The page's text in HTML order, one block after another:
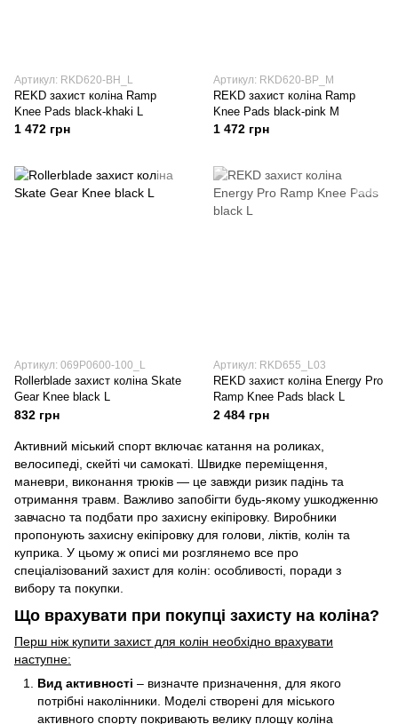
Артикул: RKD620-BH_L
REKD захист коліна Ramp
Knee Pads black-khaki L
1 472 грн
Артикул: RKD620-BP_M
REKD захист коліна Ramp
Knee Pads black-pink M
1 472 грн
Артикул: 069P0600-100_L
Rollerblade захист коліна Skate
Gear Knee black L
832 грн
Артикул: RKD655_L03
REKD захист коліна Energy Pro
Ramp Knee Pads black L
2 484 грн
Активний міський спорт включає катання на роликах,
велосипеді, скейті чи самокаті. Швидке переміщення,
маневри, виконання трюків — це завжди ризик падінь та
отримання травм. Важливо запобігти будь-якому ушкодженню
завчасно та подбати про захисну екіпіровку. Виробники
пропонують захисну екіпіровку для голови, ліктів, колін та
куприка. У цьому ж описі ми розглянемо все про
спеціалізований захист для колін: особливості, поради з
вибору та покупки.
Що врахувати при покупці захисту на коліна?
Перш ніж купити захист для колін необхідно врахувати
наступне:
Вид активності – визначте призначення, для якого
потрібні наколінники. Моделі створені для міського
активного спорту покривають велику площу коліна